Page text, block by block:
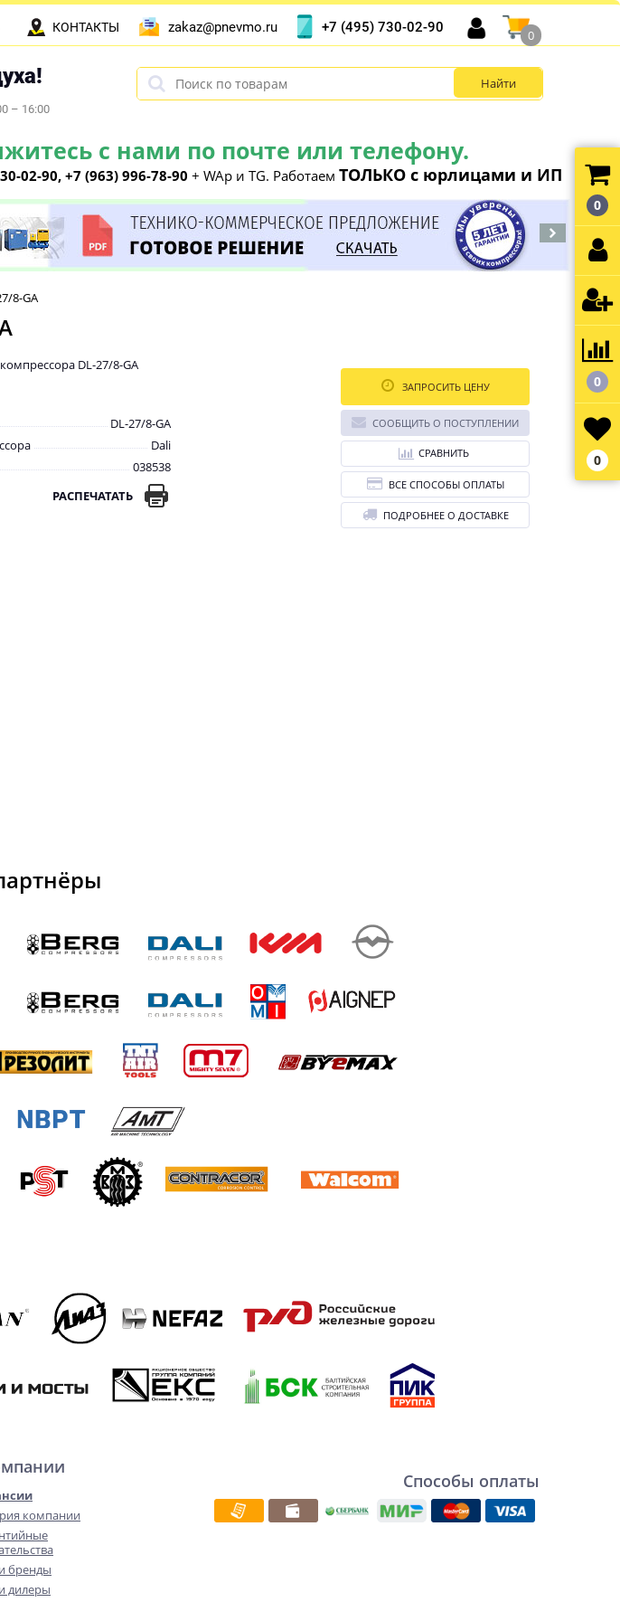
– 16:00
с нами по почте или телефону.
02-90, +7 (963) 996-78-90 + WAp и TG. Работаем ТОЛЬКО с юрлицами и ИП
КОНТАКТЫ zakaz@pnevmo.ru +7 (495) 730-02-90
0
8-GA
DL-27/8-GA
DL-27/8-GA
Dali
038538
РАСПЕЧАТАТЬ
ЗАПРОСИТЬ ЦЕНУ
СООБЩИТЬ О ПОСТУПЛЕНИИ
СРАВНИТЬ
ВСЕ СПОСОБЫ ОПЛАТЫ
ПОДРОБНЕЕ О ДОСТАВКЕ
компании
бренды
дилеры
Способы оплаты
0
0
0